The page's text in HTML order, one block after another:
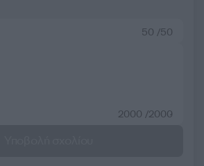
50 /50
2000 /2000